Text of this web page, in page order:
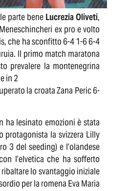
parte bene Lucrezia Oliveti,
ex pro e volto
che ha sconfitto 6-4 1-6 6-4
Il primo match maratona
prevalere la montenegrina
in 2
la croata Zana Peric 6-
ha lesinato emozioni è stata
protagonista la svizzera Lilly
3 del seeding) e l’olandese
l’elvetica che ha sofferto
lo svantaggio iniziale
per la romena Eva Maria